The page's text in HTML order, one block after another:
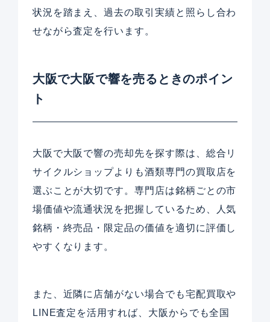
状況を踏まえ、過去の取引実績と照らし合わ
せながら査定を行います。
大阪で大阪で響を売るときのポイン
ト
大阪で大阪で響の売却先を探す際は、総合リ
サイクルショップよりも酒類専門の買取店を
選ぶことが大切です。専門店は銘柄ごとの市
場価値や流通状況を把握しているため、人気
銘柄・終売品・限定品の価値を適切に評価し
やすくなります。
また、近隣に店舗がない場合でも宅配買取や
LINE査定を活用すれば、大阪からでも全国